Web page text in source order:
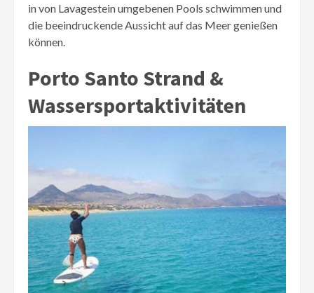
in von Lavagestein umgebenen Pools schwimmen und
die beeindruckende Aussicht auf das Meer genießen
können.
Porto Santo Strand &
Wassersportaktivitäten